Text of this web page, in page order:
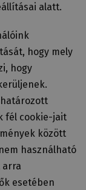
alatt.
hogy mely
hogy
fél cookie-jait
között
használható
arra
esetében